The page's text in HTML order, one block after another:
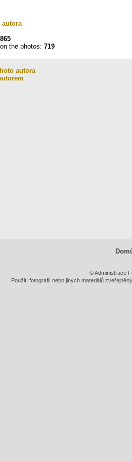
autora
865
the photos: 719
autora
© Administrace
Použití fotografií nebo jiných materiálů